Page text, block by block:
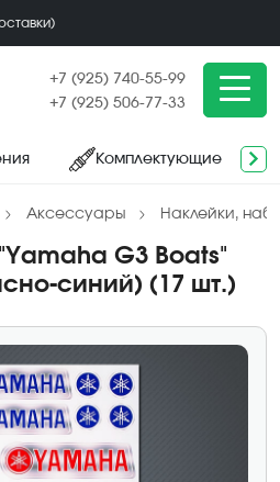
)
+7 (925) 740-55-99
+7 (925) 506-77-33
Комплектующие
Аксессуары Наклейки,
G3 Boats"
синий) (17 шт.)